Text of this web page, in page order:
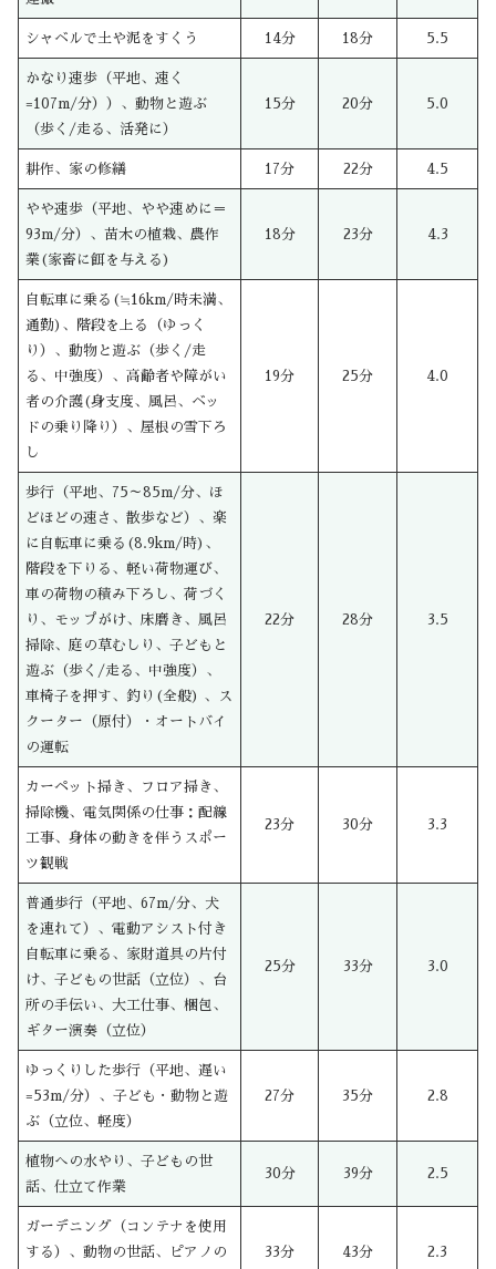
シャベルで土や泥をすくう 14分 18分 5.5
かなり速歩（平地、速く
=107m/分））、動物と遊ぶ
（歩く/走る、活発に）
15分 20分 5.0
耕作、家の修繕 17分 22分 4.5
やや速歩（平地、やや速めに＝
93m/分）、苗木の植栽、農作
業(家畜に餌を与える)
18分 23分 4.3
自転車に乗る(≒16km/時未満、
通勤)、階段を上る（ゆっく
り）、動物と遊ぶ（歩く/走
る、中強度）、高齢者や障がい
者の介護(身支度、風呂、ベッ
ドの乗り降り）、屋根の雪下ろ
し
19分 25分 4.0
歩行（平地、75～85m/分、ほ
どほどの速さ、散歩など）、楽
に自転車に乗る(8.9km/時)、
階段を下りる、軽い荷物運び、
車の荷物の積み下ろし、荷づく
り、モップがけ、床磨き、風呂
掃除、庭の草むしり、子どもと
遊ぶ（歩く/走る、中強度）、
車椅子を押す、釣り(全般) 、ス
クーター（原付）・オートバイ
の運転
22分 28分 3.5
カーペット掃き、フロア掃き、
掃除機、電気関係の仕事：配線
工事、身体の動きを伴うスポー
ツ観戦
23分 30分 3.3
普通歩行（平地、67m/分、犬
を連れて）、電動アシスト付き
自転車に乗る、家財道具の片付
け、子どもの世話（立位）、台
所の手伝い、大工仕事、梱包、
ギター演奏（立位）
25分 33分 3.0
ゆっくりした歩行（平地、遅い
=53m/分）、子ども・動物と遊
ぶ（立位、軽度）
27分 35分 2.8
植物への水やり、子どもの世
話、仕立て作業
30分 39分 2.5
ガーデニング（コンテナを使用
する）、動物の世話、ピアノの
33分 43分 2.3